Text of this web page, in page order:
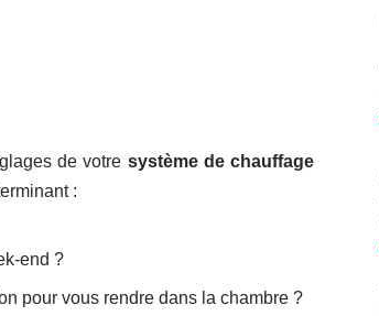
de votre système de chauffage
:
end ?
pour vous rendre dans la chambre ?